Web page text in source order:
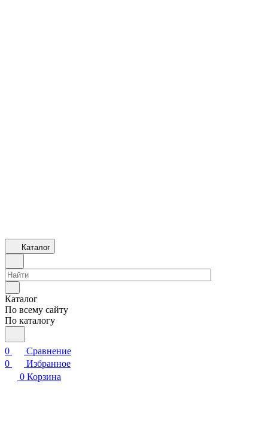
Каталог
Каталог
По всему сайту
По каталогу
0
Сравнение
0
Избранное
0 Корзина